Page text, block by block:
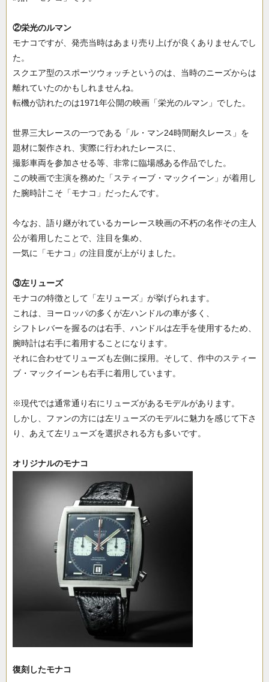
②栄光のルマン
モナコですが、発売当時はあまり売り上げが良くありませんでし
た。
スクエア型のスポーツウォッチというのは、当時のニーズからは
離れていたのかもしれませんね。
転機が訪れたのは1971年公開の映画「栄光のルマン」でした。
世界三大レースの一つである「ル・マン24時間耐久レース」を
題材に製作され、実際に行われたレースに、
撮影車両を参加させる等、非常に臨場感ある作品でした。
この映画で主演を務めた「スティーブ・マックイーン」が着用し
た腕時計こそ「モナコ」だったんです。
今なお、語り継がれているカーレース映画の不朽の名作その主人
公が着用したことで、注目を集め、
一気に「モナコ」の注目度が上がりました。
③左リューズ
モナコの特徴として「左リューズ」が挙げられます。
これは、ヨーロッパの多くが左ハンドルの車が多く、
シフトレバーを握るのは右手、ハンドルは左手を使用するため、
腕時計は右手に着用することになります。
それに合わせてリューズも左側に採用。そして、作中のスティー
ブ・マックイーンも右手に着用しています。
※現代では通常通り右にリューズがあるモデルがあります。
しかし、ファンの方には左リューズのモデルに魅力を感じて下さ
り、あえて左リューズを選択される方も多いです。
オリジナルのモナコ
復刻したモナコ